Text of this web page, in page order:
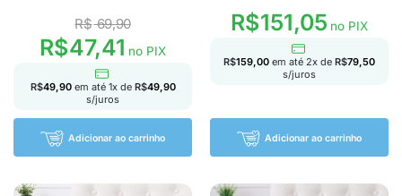
R$69,90
R$47,41 no PIX
R$49,90 em até 1x de R$49,90
s/juros
Adicionar ao carrinho
R$151,05 no PIX
R$159,00 em até 2x de R$79,50
s/juros
Adicionar ao carrinho